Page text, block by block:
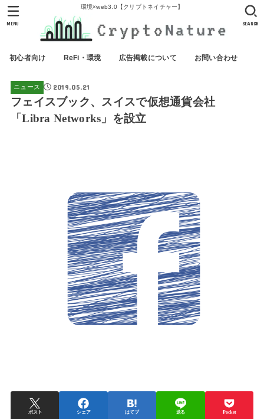
環境×web3.0【クリプトネイチャー】
初心者向け ReFi・環境 広告掲載について お問い合わせ
SEARCH
MENU
ニュース 2019.05.21
フェイスブック、スイスで仮想通貨会社
「Libra Networks」を設立
ポスト シェア はてブ 送る Pocket